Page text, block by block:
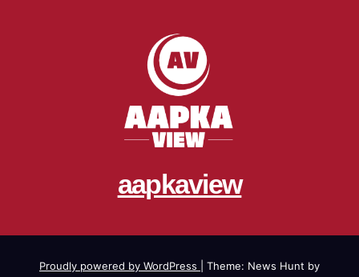
aapkaview
Proudly powered by WordPress Theme: News Hunt by